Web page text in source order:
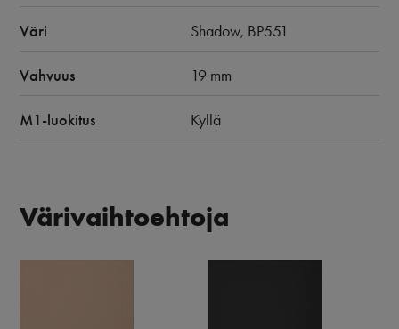
Väri Shadow, BP551
Vahvuus 19 mm
M1-luokitus Kyllä
Värivaihtoehtoja